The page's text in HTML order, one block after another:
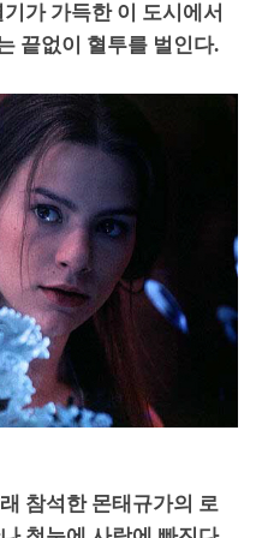
가 가득한 이 도시에서
끝없이 혈투를 벌인다.
참석한 몬태규가의 로